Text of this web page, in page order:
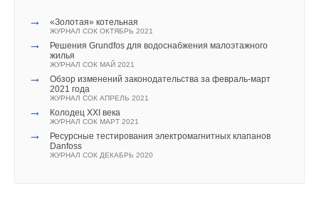
→ «Золотая» котельная
ЖУРНАЛ СОК ОКТЯБРЬ 2021
→
Решения Grundfos для водоснабжения малоэтажного
жилья
ЖУРНАЛ СОК МАЙ 2021
→
Обзор изменений законодательства за февраль-март
2021 года
ЖУРНАЛ СОК АПРЕЛЬ 2021
→ Колодец XXI века
ЖУРНАЛ СОК МАРТ 2021
→
Ресурсные тестирования электромагнитных клапанов
Danfoss
ЖУРНАЛ СОК ДЕКАБРЬ 2020